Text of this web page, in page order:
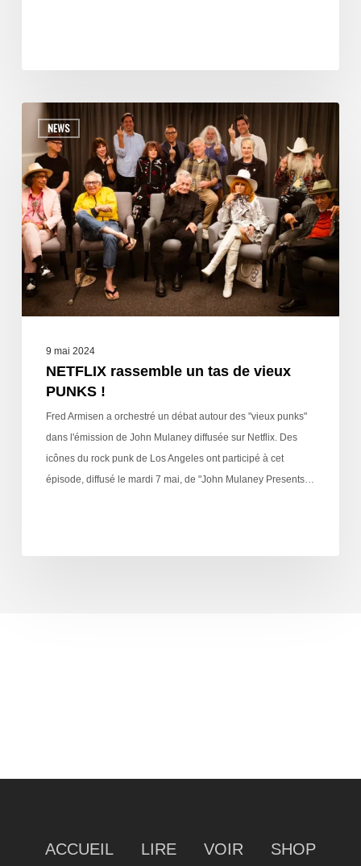
NEWS
9 mai 2024
NETFLIX rassemble un tas de vieux
PUNKS !
Fred Armisen a orchestré un débat autour des "vieux punks"
dans l'émission de John Mulaney diffusée sur Netflix. Des
icônes du rock punk de Los Angeles ont participé à cet
épisode, diffusé le mardi 7 mai, de "John Mulaney Presents…
ACCUEIL LIRE VOIR SHOP